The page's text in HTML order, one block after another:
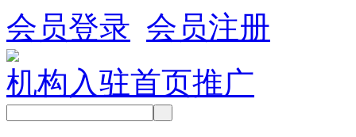
会员登录 会员注册
机构入驻首页推广